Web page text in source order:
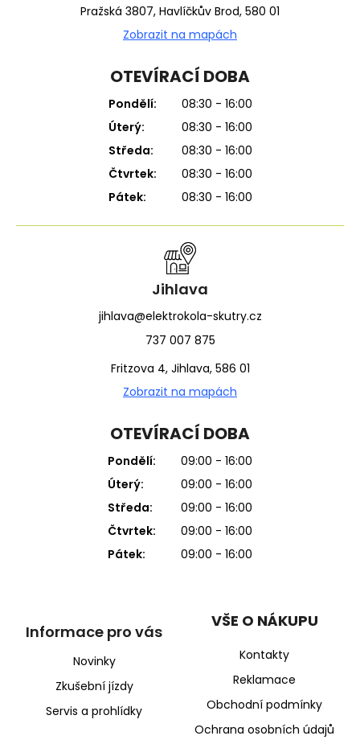
Pražská 3807, Havlíčkův Brod, 580 01
Zobrazit na mapách
OTEVÍRACÍ DOBA
Pondělí:
08:30 - 16:00
Úterý:
08:30 - 16:00
Středa:
08:30 - 16:00
Čtvrtek:
08:30 - 16:00
Pátek:
08:30 - 16:00
Jihlava
jihlava@elektrokola-skutry.cz
737 007 875
Fritzova 4, Jihlava, 586 01
Zobrazit na mapách
OTEVÍRACÍ DOBA
Pondělí:
09:00 - 16:00
Úterý:
09:00 - 16:00
Středa:
09:00 - 16:00
Čtvrtek:
09:00 - 16:00
Pátek:
09:00 - 16:00
Informace pro vás
Novinky
Zkušební jízdy
Servis a prohlídky
VŠE O NÁKUPU
Kontakty
Reklamace
Obchodní podmínky
Ochrana osobních údajů